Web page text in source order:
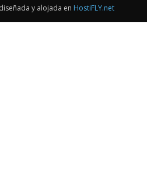
y alojada en HostiFLY.net